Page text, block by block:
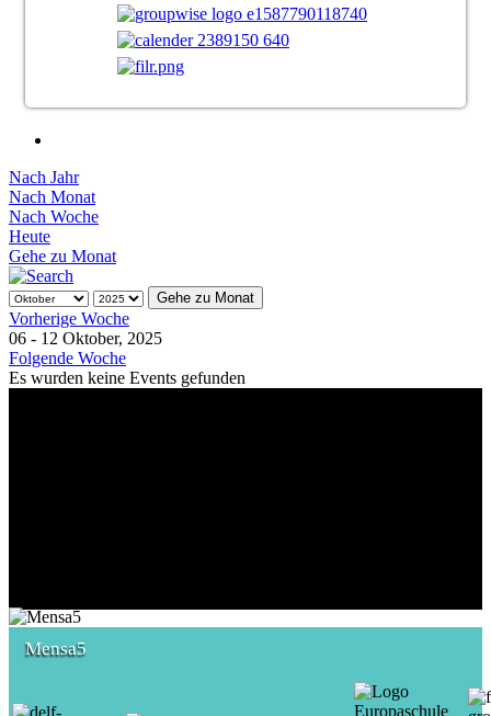
Nach Jahr
Nach Monat
Nach Woche
Heute
Gehe zu Monat
Gehe zu Monat
Vorherige Woche
06 - 12 Oktober, 2025
Folgende Woche
Es wurden keine Events gefunden
Mensa5